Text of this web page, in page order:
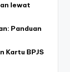
lewat
Panduan
Kartu BPJS